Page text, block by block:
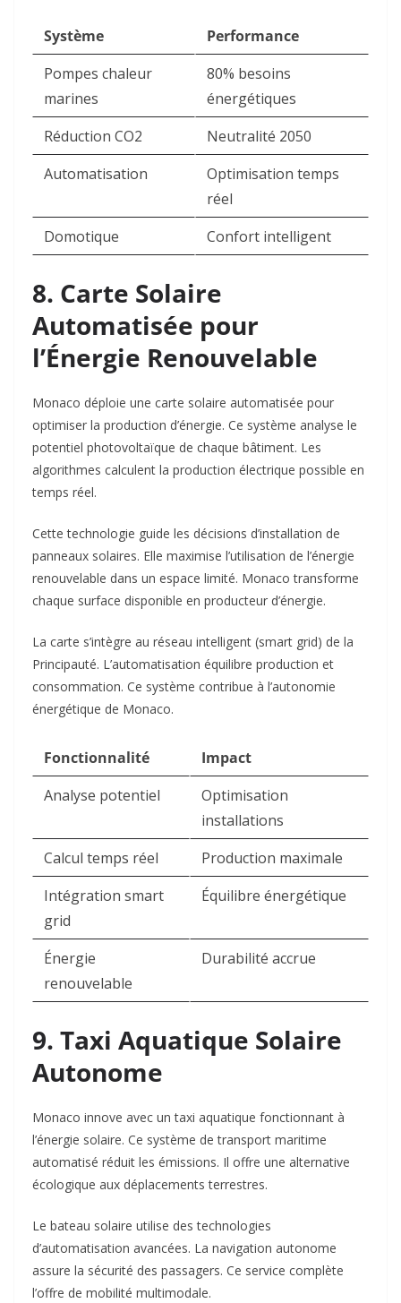
Système
Performance
Pompes chaleur
marines
80% besoins
énergétiques
Réduction CO2
Neutralité 2050
Automatisation
Optimisation temps
réel
Domotique
Confort intelligent
8. Carte Solaire
Automatisée pour
l’Énergie Renouvelable
Monaco déploie une carte solaire automatisée pour
optimiser la production d’énergie. Ce système analyse le
potentiel photovoltaïque de chaque bâtiment. Les
algorithmes calculent la production électrique possible en
temps réel.​
Cette technologie guide les décisions d’installation de
panneaux solaires. Elle maximise l’utilisation de l’énergie
renouvelable dans un espace limité. Monaco transforme
chaque surface disponible en producteur d’énergie.​
La carte s’intègre au réseau intelligent (smart grid) de la
Principauté. L’automatisation équilibre production et
consommation. Ce système contribue à l’autonomie
énergétique de Monaco.​
Fonctionnalité
Impact
Analyse potentiel
Optimisation
installations
Calcul temps réel
Production maximale
Intégration smart
grid
Équilibre énergétique
Énergie
renouvelable
Durabilité accrue
9. Taxi Aquatique Solaire
Autonome
Monaco innove avec un taxi aquatique fonctionnant à
l’énergie solaire. Ce système de transport maritime
automatisé réduit les émissions. Il offre une alternative
écologique aux déplacements terrestres.​
Le bateau solaire utilise des technologies
d’automatisation avancées. La navigation autonome
assure la sécurité des passagers. Ce service complète
l’offre de mobilité multimodale.​